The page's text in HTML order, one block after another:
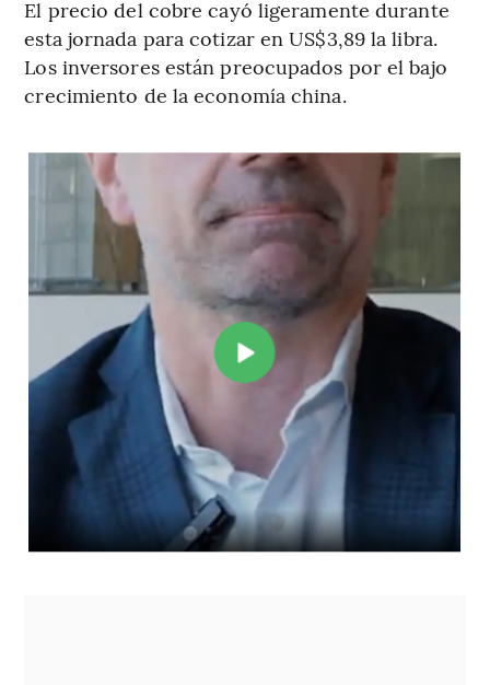
El precio del cobre cayó ligeramente durante
esta jornada para cotizar en US$3,89 la libra.
Los inversores están preocupados por el bajo
crecimiento de la economía china.